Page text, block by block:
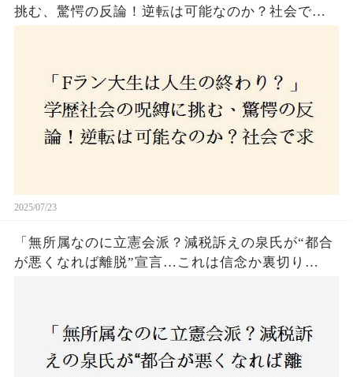
挑む、驚愕の反論！逆転は可能なのか？社会で求
2025/07/23
「無所属なのに立憲会派？減税訴えの泉氏が“都合
が悪くなれば離脱”宣言…これは信念か裏切り